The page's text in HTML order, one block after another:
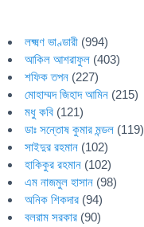
লক্ষ্মণ ভাণ্ডারী (994)
আকিল আশরাফুল (403)
শফিক তপন (227)
মোহাম্মদ জিহাদ আমিন (215)
মধু কবি (121)
ডাঃ সন্তোষ কুমার মন্ডল (119)
সাইদুর রহমান (102)
হাকিকুর রহমান (102)
এম নাজমুল হাসান (98)
অনিক শিকদার (94)
বলরাম সরকার (90)